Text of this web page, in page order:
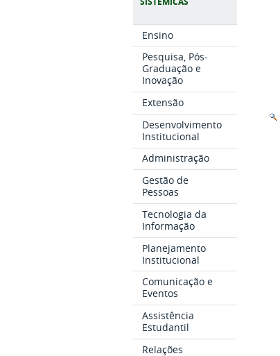
Ensino
Pesquisa, Pós-
Graduação e
Inovação
Extensão
Desenvolvimento
Institucional
Administração
Gestão de
Pessoas
Tecnologia da
Informação
Planejamento
Institucional
Comunicação e
Eventos
Assistência
Estudantil
Relações